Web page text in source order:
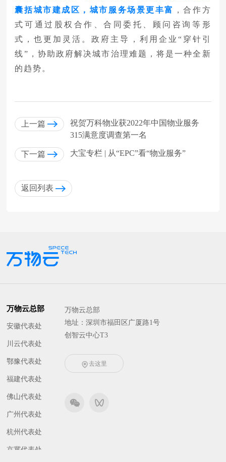
囊括城市建成区，城市服务场景更丰富
，合作方
式可通过股权合作、合同委托、顾问咨询等形
式，也更加灵活。政府主导，利用企业“穿针引
线”，协助政府解决城市治理难题，将是一种全新
的趋势。
上一篇
祝贺万科物业获2022年中国物业服务
315满意度调查第一名
下一篇 大宝专栏 | 从“EPC”看“物业服务”
返回列表
万物云总部
安徽代表处
川云代表处
鄂豫代表处
福建代表处
佛山代表处
广州代表处
杭州代表处
京冀代表处
万物云总部
地址：深圳市福田区广厦路1号
创智云中心T3
去这里